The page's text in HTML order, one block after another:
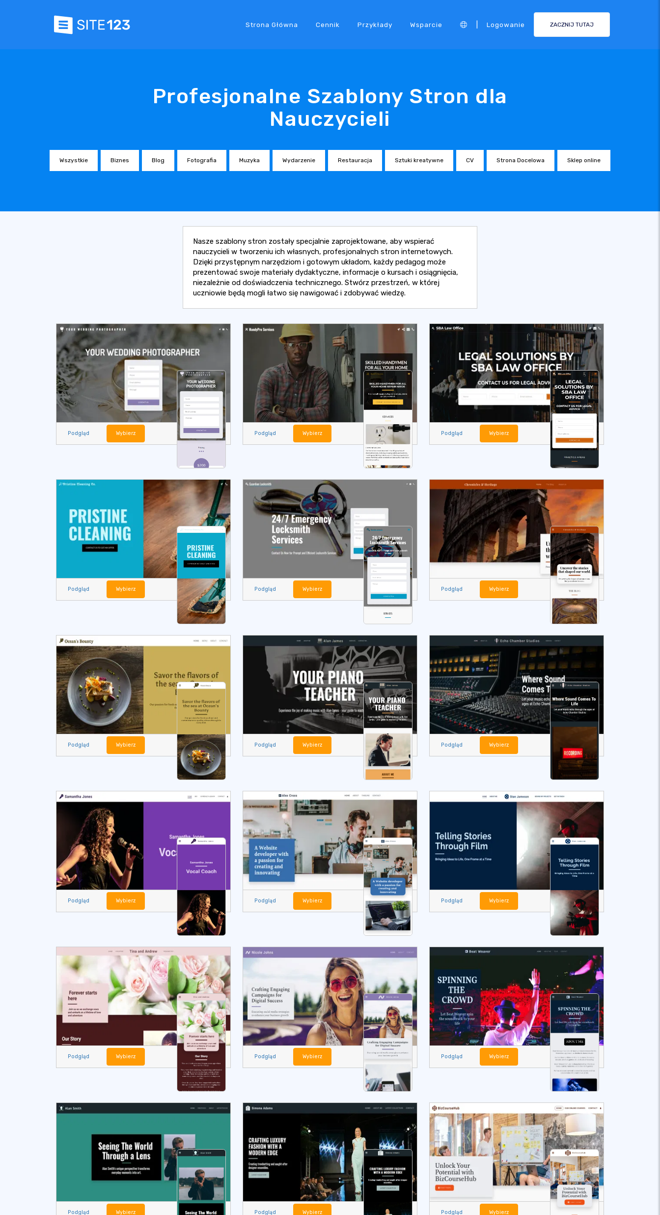
Strona Główna Cennik Przykłady Wsparcie Logowanie ZACZNIJ TUTAJ
Profesjonalne Szablony Stron dla
Nauczycieli
Wszystkie Biznes Blog Fotografia Muzyka Wydarzenie Restauracja Sztuki kreatywne CV Strona Docelowa Sklep online
Nasze szablony stron zostały specjalnie zaprojektowane, aby wspierać
nauczycieli w tworzeniu ich własnych, profesjonalnych stron internetowych.
Dzięki przystępnym narzędziom i gotowym układom, każdy pedagog może
prezentować swoje materiały dydaktyczne, informacje o kursach i osiągnięcia,
niezależnie od doświadczenia technicznego. Stwórz przestrzeń, w której
uczniowie będą mogli łatwo się nawigować i zdobywać wiedzę.
Podgląd Wybierz Podgląd Wybierz Podgląd Wybierz
Podgląd Wybierz Podgląd Wybierz Podgląd Wybierz
Podgląd Wybierz Podgląd Wybierz Podgląd Wybierz
Podgląd Wybierz Podgląd Wybierz Podgląd Wybierz
Podgląd Wybierz Podgląd Wybierz Podgląd Wybierz
Podgląd Wybierz Podgląd Wybierz Podgląd Wybierz